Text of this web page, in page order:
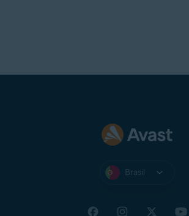
Brasil